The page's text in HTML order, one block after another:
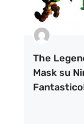
The
Mask su